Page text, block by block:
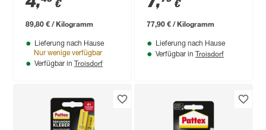
€
89,80 € / Kilogramm
Lieferung nach Hause
Nur wenige verfügbar
Verfügbar in Troisdorf
€
77,90 € / Kilogramm
Lieferung nach Hause
Verfügbar in Troisdorf